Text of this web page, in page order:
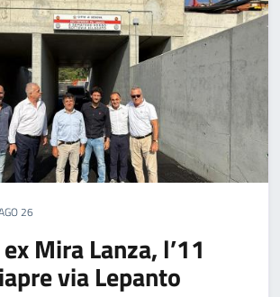
26
Mira Lanza, l’11
via Lepanto